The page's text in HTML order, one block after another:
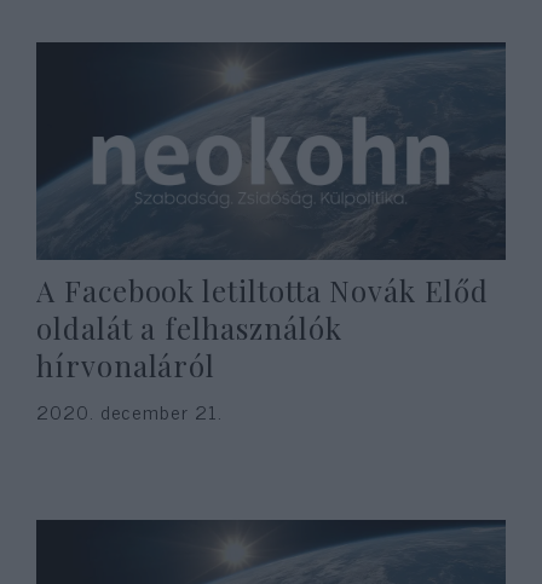
A Facebook letiltotta Novák Előd
oldalát a felhasználók
hírvonaláról
2020. december 21.